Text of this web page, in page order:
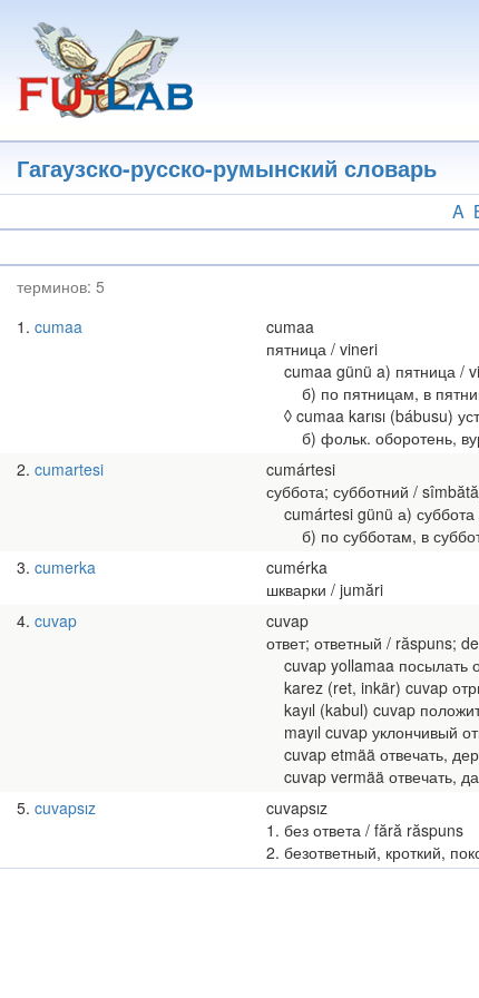
основному
содержанию
Гагаузско-русско-румынский словарь
A
терминов: 5
1 cumaa
cumaa
пятница / vineri
cumaa günü a) пятница /
б) по пятницам, в
◊ cumaa karısı (bábusu)
б) фольк. оборотень,
2 cumartesi
cumártesi
суббота; субботний /
cumártesi günü а)
б) по субботам, в
3 cumerka
cumérka
шкварки / jumări
4 cuvap
cuvap
ответ; ответный / răspuns;
cuvap yollamaa посылать
karez (ret, inkär) cuvap
kayıl (kabul) cuvap
mayıl cuvap уклончивый
cuvap etmää отвечать,
cuvap vermää отвечать,
5 cuvapsız
cuvapsız
1. без ответа / fără răspuns
2. безответный, кроткий,